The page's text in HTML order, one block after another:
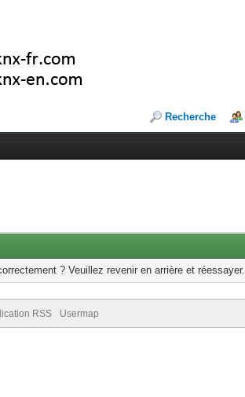
Recherche
? Veuillez revenir en arrière et réessayer.
RSS Usermap